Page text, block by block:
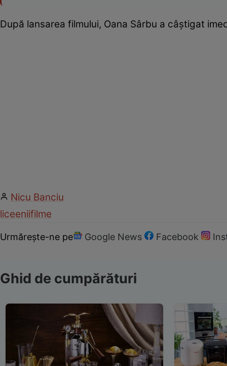
După lansarea filmului, Oana Sârbu a câștigat
Nicu Banciu
liceeniifilme
Urmărește-ne pe Google News Facebook
Ghid de cumpărături